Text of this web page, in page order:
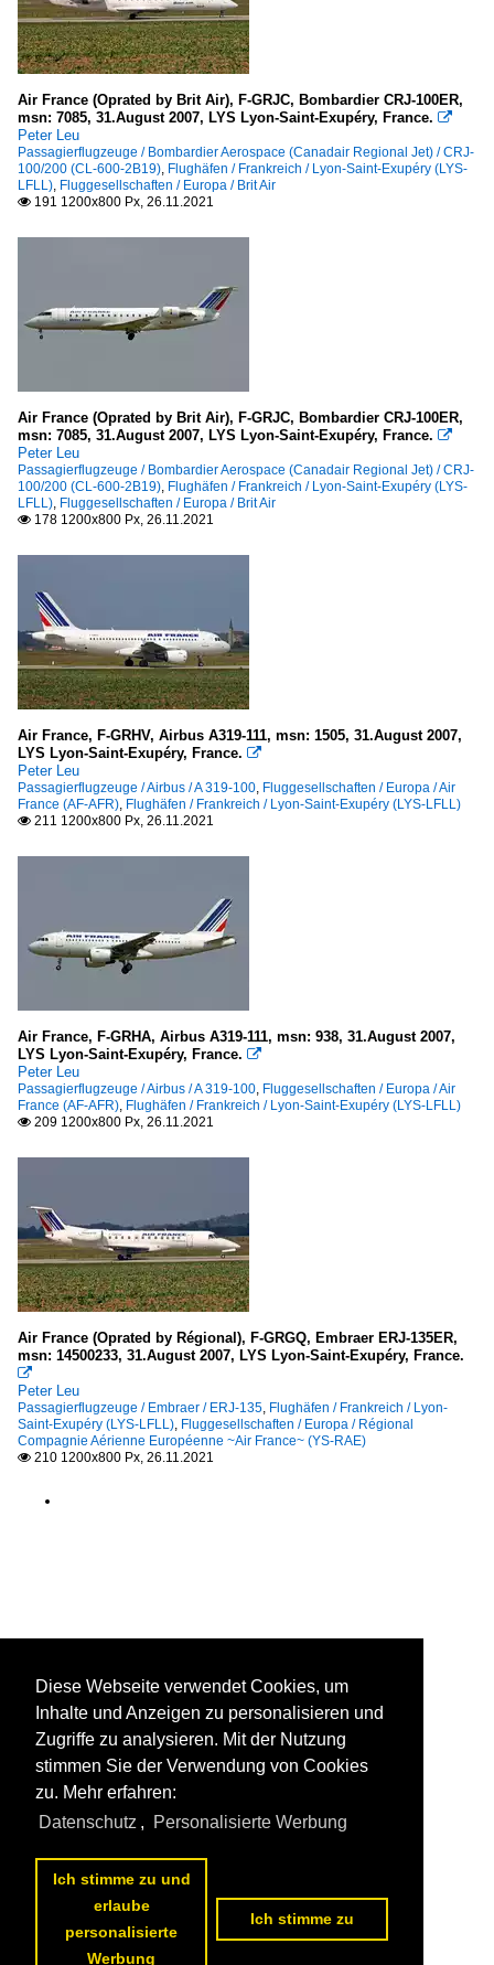
Air France (Oprated by Brit Air), F-GRJC, Bombardier CRJ-100ER,
msn: 7085, 31.August 2007, LYS Lyon-Saint-Exupéry, France. 
Peter Leu
Passagierflugzeuge / Bombardier Aerospace (Canadair Regional Jet) / CRJ-
100/200 (CL-600-2B19), Flughäfen / Frankreich / Lyon-Saint-Exupéry (LYS-
LFLL), Fluggesellschaften / Europa / Brit Air
 191 1200x800 Px, 26.11.2021
Air France (Oprated by Brit Air), F-GRJC, Bombardier CRJ-100ER,
msn: 7085, 31.August 2007, LYS Lyon-Saint-Exupéry, France. 
Peter Leu
Passagierflugzeuge / Bombardier Aerospace (Canadair Regional Jet) / CRJ-
100/200 (CL-600-2B19), Flughäfen / Frankreich / Lyon-Saint-Exupéry (LYS-
LFLL), Fluggesellschaften / Europa / Brit Air
 178 1200x800 Px, 26.11.2021
Air France, F-GRHV, Airbus A319-111, msn: 1505, 31.August 2007,
LYS Lyon-Saint-Exupéry, France. 
Peter Leu
Passagierflugzeuge / Airbus / A 319-100, Fluggesellschaften / Europa / Air
France (AF-AFR), Flughäfen / Frankreich / Lyon-Saint-Exupéry (LYS-LFLL)
 211 1200x800 Px, 26.11.2021
Air France, F-GRHA, Airbus A319-111, msn: 938, 31.August 2007,
LYS Lyon-Saint-Exupéry, France. 
Peter Leu
Passagierflugzeuge / Airbus / A 319-100, Fluggesellschaften / Europa / Air
France (AF-AFR), Flughäfen / Frankreich / Lyon-Saint-Exupéry (LYS-LFLL)
 209 1200x800 Px, 26.11.2021
Air France (Oprated by Régional), F-GRGQ, Embraer ERJ-135ER,
msn: 14500233, 31.August 2007, LYS Lyon-Saint-Exupéry, France.

Peter Leu
Passagierflugzeuge / Embraer / ERJ-135, Flughäfen / Frankreich / Lyon-
Saint-Exupéry (LYS-LFLL), Fluggesellschaften / Europa / Régional
Compagnie Aérienne Européenne ~Air France~ (YS-RAE)
 210 1200x800 Px, 26.11.2021
Diese Webseite verwendet Cookies, um
Inhalte und Anzeigen zu personalisieren und
Zugriffe zu analysieren. Mit der Nutzung
stimmen Sie der Verwendung von Cookies
zu. Mehr erfahren:
Datenschutz , Personalisierte Werbung
Ich stimme zu und
erlaube
personalisierte
Werbung
Ich stimme zu